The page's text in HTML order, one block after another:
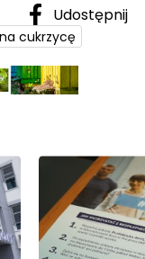
Udostępnij
cukrzycę